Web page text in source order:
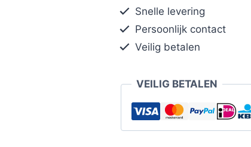
Snelle levering
Persoonlijk contact
Veilig betalen
VEILIG BETALEN